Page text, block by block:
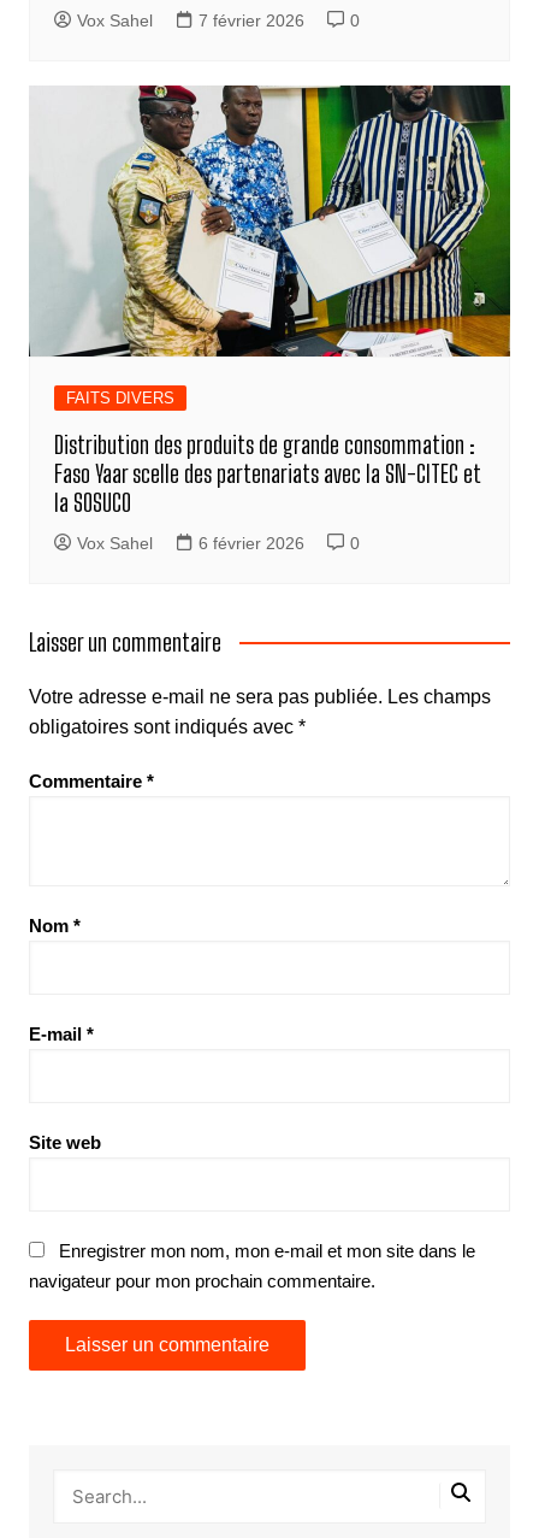
Vox Sahel 7 février 2026 0
FAITS DIVERS
Distribution des produits de grande consommation :
Faso Yaar scelle des partenariats avec la SN-CITEC et
la SOSUCO
Vox Sahel 6 février 2026 0
Laisser un commentaire
Votre adresse e-mail ne sera pas publiée. Les champs
obligatoires sont indiqués avec *
Commentaire *
Nom *
E-mail *
Site web
Enregistrer mon nom, mon e-mail et mon site dans le
navigateur pour mon prochain commentaire.